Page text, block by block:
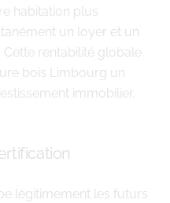
habitation plus
un loyer et un
rentabilité globale
bois Limbourg un
immobilier.
légitimement les futurs